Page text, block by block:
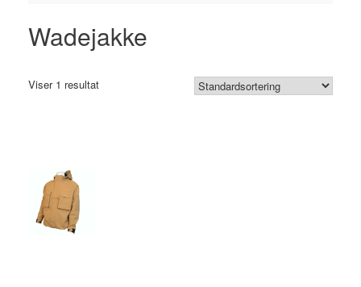
Wadejakke
Viser 1 resultat